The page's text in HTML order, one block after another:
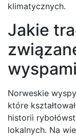
klimatycznych.
Jakie
Norweskie
które
historii
lokalnych. Na